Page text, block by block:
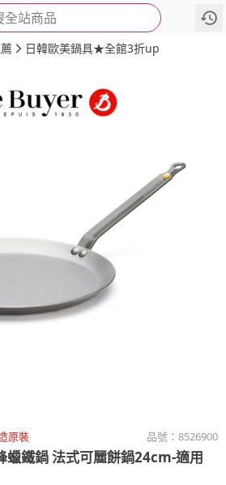
全站商品
詳情
日韓歐美鍋具★全館3折up
原裝 品號： 8526900
蠟鐵鍋 法式可麗餅鍋24cm-適用